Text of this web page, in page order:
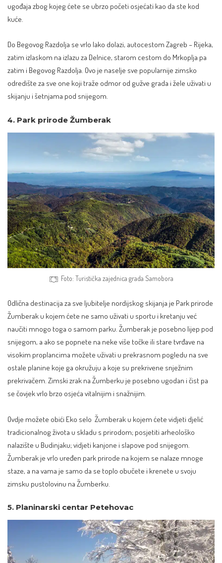
ugođaja zbog kojeg ćete se ubrzo početi osjećati kao da ste kod
kuće.
Do Begovog Razdolja se vrlo lako dolazi, autocestom Zagreb – Rijeka,
zatim izlaskom na izlazu za Delnice, starom cestom do Mrkoplja pa
zatim i Begovog Razdolja. Ovo je naselje sve popularnije zimsko
odredište za sve one koji traže odmor od gužve grada i žele uživati u
skijanju i šetnjama pod snijegom.
4. Park prirode Žumberak
Foto: Turistička zajednica grada Samobora
Odlična destinacija za sve ljubitelje nordijskog skijanja je Park prirode
Žumberak u kojem ćete ne samo uživati u sportu i kretanju već
naučiti mnogo toga o samom parku. Žumberak je posebno lijep pod
snijegom, a ako se popnete na neke više točke ili stare tvrđave na
visokim proplancima možete uživati u prekrasnom pogledu na sve
ostale planine koje ga okružuju a koje su prekrivene snježnim
prekrivačem. Zimski zrak na Žumberku je posebno ugodan i čist pa
se čovjek vrlo brzo osjeća vitalnijim i snažnijim.
Ovdje možete obići Eko selo Žumberak u kojem ćete vidjeti djelić
tradicionalnog života u skladu s prirodom; posjetiti arheološko
nalazište u Budinjaku; vidjeti kanjone i slapove pod snijegom.
Žumberak je vrlo uređen park prirode na kojem se nalaze mnoge
staze, a na vama je samo da se toplo obučete i krenete u svoju
zimsku pustolovinu na Žumberku.
5. Planinarski centar Petehovac